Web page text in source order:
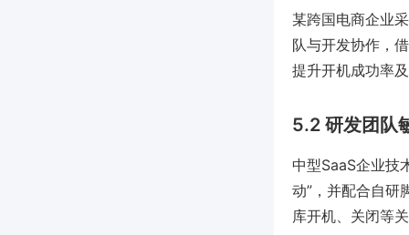
某跨国电商企业
队与开发协作，
提升开机成功率
5.2 研发团队
中型SaaS企业技
动”，并配合自研
库开机、关闭等